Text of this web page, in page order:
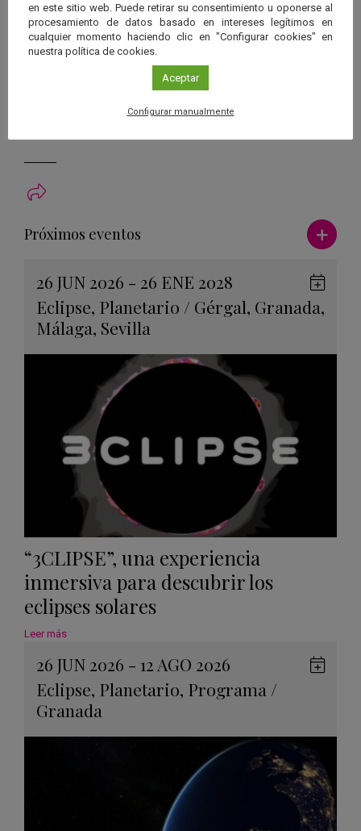
Excmo. Ayuntamiento de Villacarrillo yObservatorio de la
Fresnedilla
Centro Observatorio de la Fresnedilla
aaquarks@aaquarks.com
Próximos eventos Ver más
26 JUN 2026 - 26 ENE 2028
Eclipse, Planetario / Gérgal, Granada,
Málaga, Sevilla
en
“3CLIPSE”, una experiencia
inmersiva para descubrir los
eclipses solares
Leer más
26 JUN 2026 - 12 AGO 2026
Eclipse, Planetario, Programa /
Granada
en este sitio web. Puede retirar su consentimiento u oponerse al
procesamiento de datos basado en intereses legítimos en
cualquier momento haciendo clic en "Configurar cookies" en
nuestra política de cookies.
Aceptar
Configurar manualmente